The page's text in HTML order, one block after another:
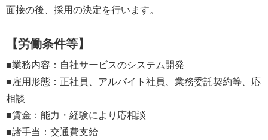
面接の後、採用の決定を行います。
【労働条件等】
■業務内容：自社サービスのシステム開発
■雇用形態：正社員、アルバイト社員、業務委託契約等、応
相談
■賃金：能力・経験により応相談
■諸手当：交通費支給